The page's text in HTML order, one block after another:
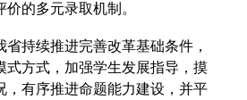
的多元录取机制。
省持续推进完善改革基础条件，
式方式，加强学生发展指导，摸
，有序推进命题能力建设，并平